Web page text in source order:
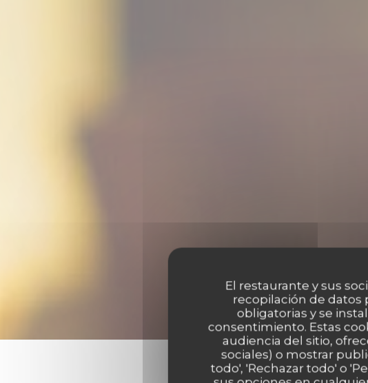
El restaurante y sus
recopilación de datos
obligatorias y se
consentimiento. Estas
audiencia del sitio,
sociales) o mostrar
todo', 'Rechazar todo' o